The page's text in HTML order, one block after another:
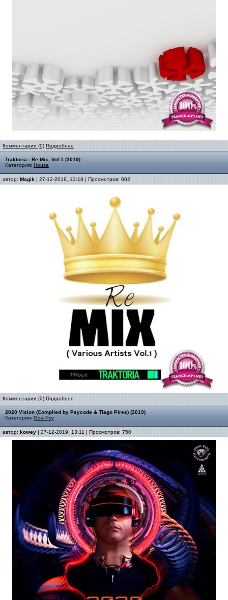
Комментарии (0) Подробнее
Traktoria - Re Mix, Vol 1 (2019)
Категория: House
автор: Magik | 27-12-2019, 13:18 | Просмотров: 602
Комментарии (0) Подробнее
2020 Vision (Compiled by Psycode & Tiago Pires) (2019)
Категория: Goa-Psy
автор: kowey | 27-12-2019, 13:11 | Просмотров: 750